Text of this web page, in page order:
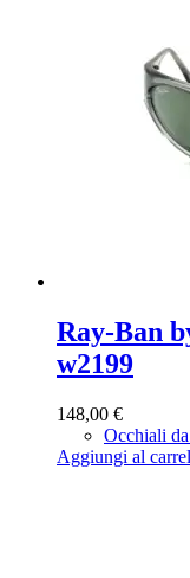
Ray-Ban
w2199
148,00 €
Occhiali
Aggiungi al